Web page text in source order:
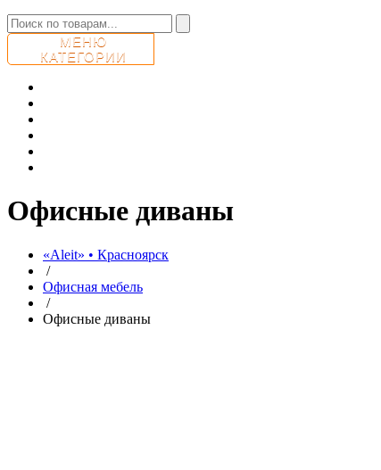
МЕНЮ
КАТЕГОРИИ
Офисные диваны
«Aleit» • Красноярск
/
Офисная мебель
/
Офисные диваны